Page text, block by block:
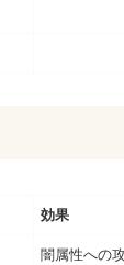
効果
闇属性への